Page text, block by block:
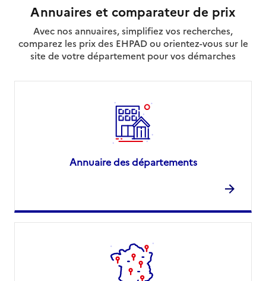
Annuaires et comparateur de prix
Avec nos annuaires, simplifiez vos recherches,
comparez les prix des EHPAD ou orientez-vous sur le
site de votre département pour vos démarches
Annuaire des départements